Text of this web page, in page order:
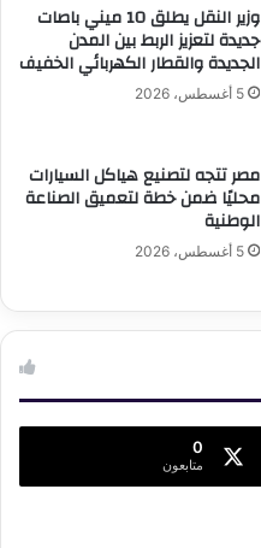
وزير النقل يطلق 10 ميني باصات
جديدة لتعزيز الربط بين المدن
الجديدة والقطار الكهربائي الخفيف
5 أغسطس، 2026
مصر تتجه لتصنيع هياكل السيارات
محليًا ضمن خطة لتعميق الصناعة
الوطنية
5 أغسطس، 2026
0
متابعون